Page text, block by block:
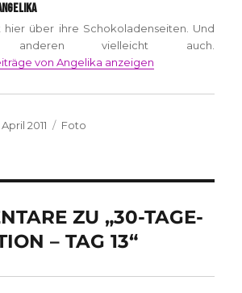
hier über ihre Schokoladenseiten. Und
vielleicht auch.
von Angelika anzeigen
April 2011 Kategorien
Foto
ZU „30-TAGE-
– TAG 13“